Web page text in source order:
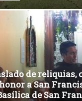
de reliquias,
a San
de San